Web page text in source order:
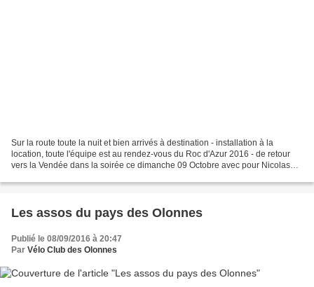
Sur la route toute la nuit et bien arrivés à destination - installation à la
location, toute l'équipe est au rendez-vous du Roc d'Azur 2016 - de retour
vers la Vendée dans la soirée ce dimanche 09 Octobre avec pour Nicolas
Les assos du pays des Olonnes
Publié le 08/09/2016 à 20:47
Par Vélo Club des Olonnes